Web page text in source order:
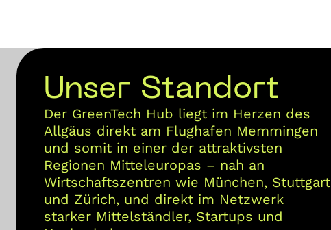
Der GreenTech Hub liegt im Herzen des
Allgäus direkt am Flughafen Memmingen
und somit in einer der attraktivsten
Regionen Mitteleuropas – nah an
Wirtschaftszentren wie München, Stuttgart
und Zürich, und direkt im Netzwerk
starker Mittelständler, Startups und
Unser Standort